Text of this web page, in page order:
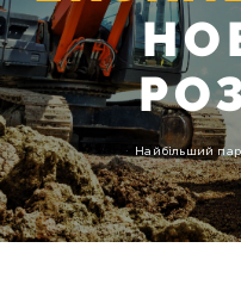
Найбільший